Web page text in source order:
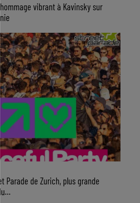
hommage vibrant à Kavinsky sur
Parade de Zurich, plus grande